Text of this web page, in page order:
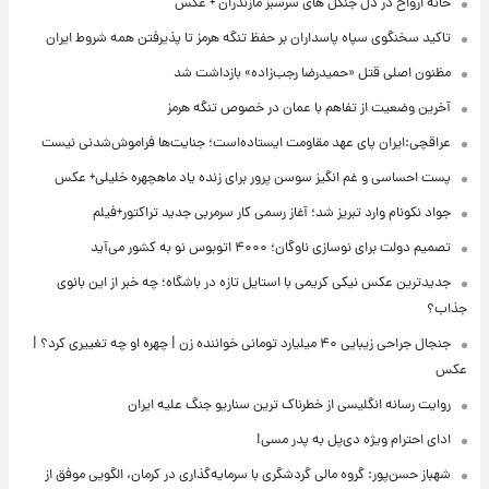
تاکید سخنگوی سپاه پاسداران بر حفظ تنگه هرمز تا پذیرفتن همه شروط ایران
مظنون اصلی قتل «حمیدرضا رجب‌زاده» بازداشت شد
آخرین وضعیت از تفاهم با عمان در خصوص تنگه هرمز
عراقچی:ایران پای عهد مقاومت ایستاده‌است؛ جنایت‌ها فراموش‌شدنی نیست
پست احساسی و غم انگیز سوسن پرور برای زنده یاد ماهچهره خلیلی+ عکس
جواد نکونام وارد تبریز شد؛ آغاز رسمی کار سرمربی جدید تراکتور+فیلم
تصمیم دولت برای نوسازی ناوگان؛ ۴۰۰۰ اتوبوس نو به کشور می‌آید
جدیدترین عکس نیکی کریمی با استایل تازه در باشگاه؛ چه خبر از این بانوی
جذاب؟
جنجال جراحی زیبایی ۴۰ میلیارد تومانی خواننده زن | چهره او چه تغییری کرد؟ |
عکس
روایت رسانه انگلیسی از خطرناک ترین سناریو جنگ علیه ایران
ادای احترام ویژه دی‌پل به پدر مسی!
شهباز حسن‌پور: گروه مالی گردشگری با سرمایه‌گذاری در کرمان، الگویی موفق از